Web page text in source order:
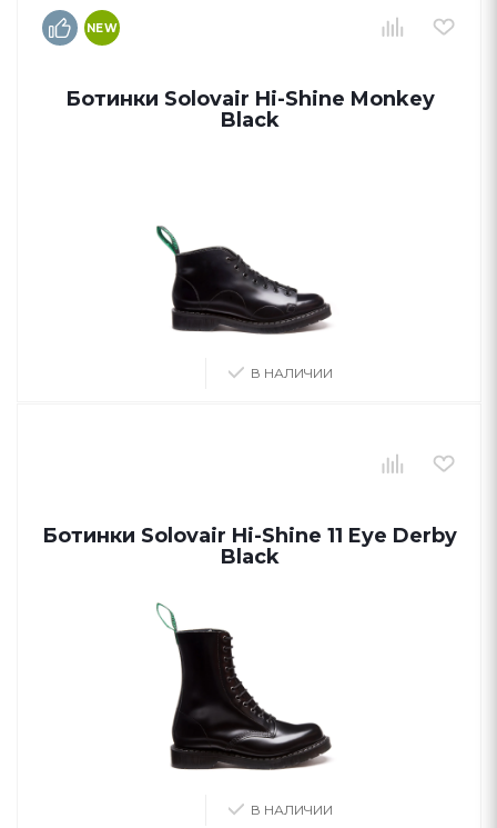
NEW
Ботинки Solovair Hi-Shine Monkey
Black
В НАЛИЧИИ
Ботинки Solovair Hi-Shine 11 Eye Derby
Black
В НАЛИЧИИ